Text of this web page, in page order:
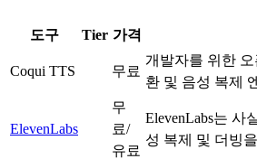
도구 Tier 가격
Coqui TTS 무료
개발자를 위한
환 및 음성 복제
ElevenLabs
무
료/
유료
ElevenLabs는 사
성 복제 및 더빙